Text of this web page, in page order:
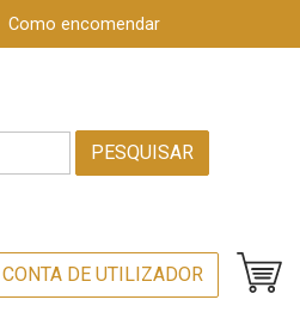
Como encomendar
PESQUISAR
CONTA DE UTILIZADOR